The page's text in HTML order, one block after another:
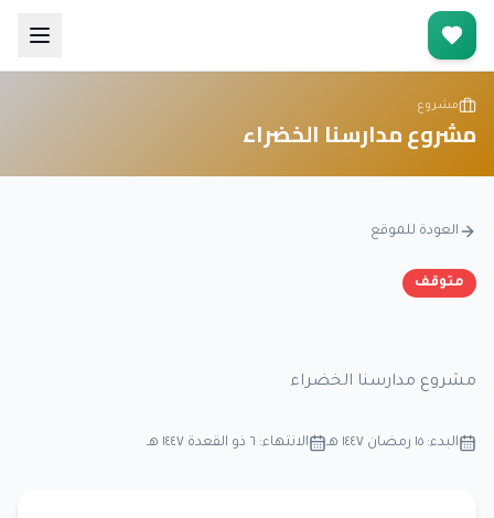
مشروع
مشروع مدارسنا الخضراء
العودة للموقع
متوقف
مشروع مدارسنا الخضراء
البدء: ١٥ رمضان ١٤٤٧ هـ الانتهاء: ٦ ذو القعدة ١٤٤٧ هـ